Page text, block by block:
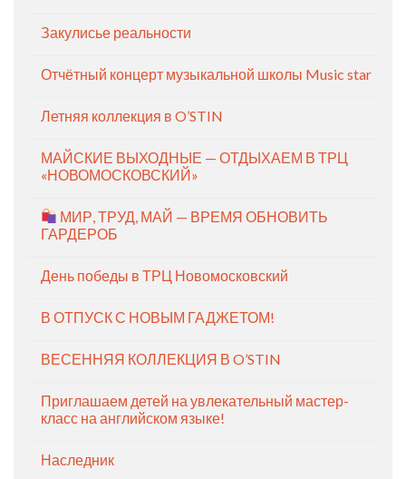
Закулисье реальности
Отчётный концерт музыкальной школы Music star
Летняя коллекция в O’STIN
МАЙСКИЕ ВЫХОДНЫЕ — ОТДЫХАЕМ В ТРЦ
«НОВОМОСКОВСКИЙ»
МИР, ТРУД, МАЙ — ВРЕМЯ ОБНОВИТЬ
ГАРДЕРОБ
День победы в ТРЦ Новомосковский
В ОТПУСК С НОВЫМ ГАДЖЕТОМ!
ВЕСЕННЯЯ КОЛЛЕКЦИЯ В O’STIN
Приглашаем детей на увлекательный мастер-
класс на английском языке!
Наследник